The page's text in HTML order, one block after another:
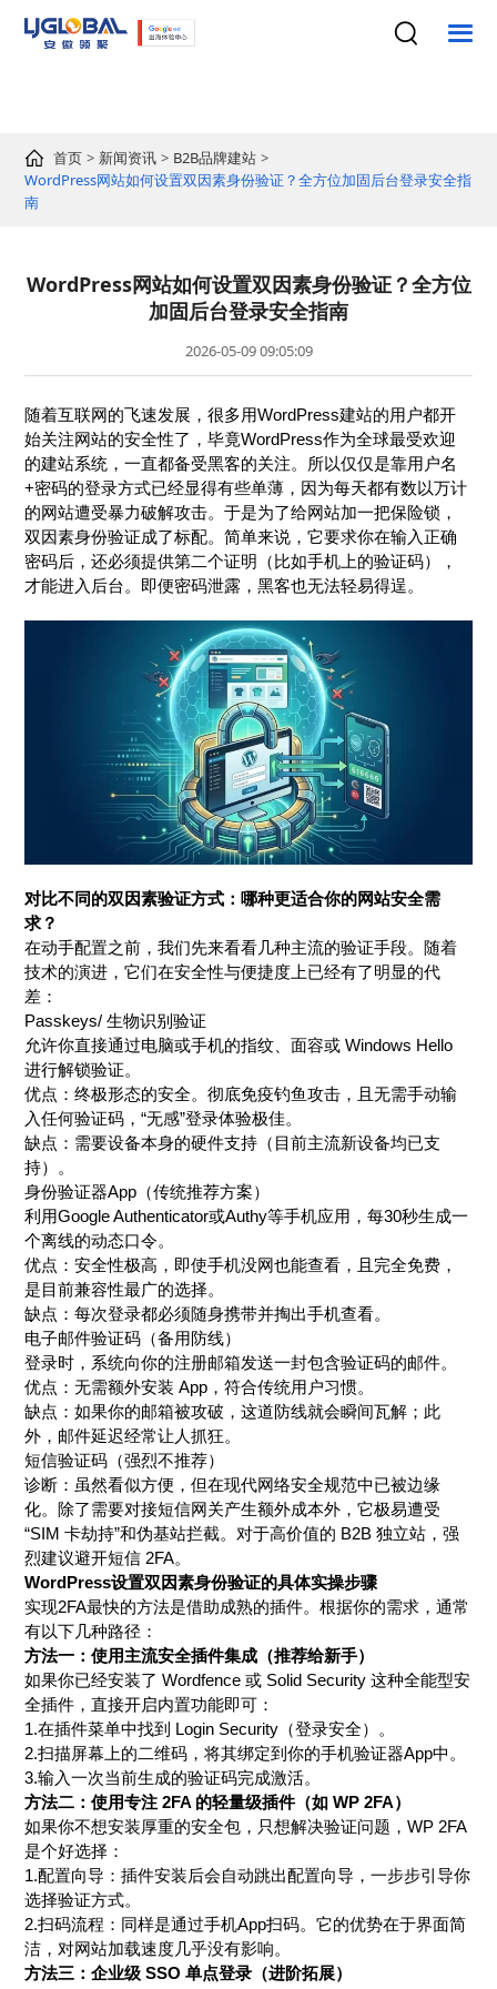
首页 新闻资讯
B2B品牌建站
WordPress网站如何设置双因素身份验证？全方位加固后台登录安全指
南
WordPress网站如何设置双因素身份验证？全方位
加固后台登录安全指南
2026-05-09 09:05:09
随着互联网的飞速发展，很多用WordPress建站的用户都开
始关注网站的安全性了，毕竟WordPress作为全球最受欢迎
的建站系统，一直都备受黑客的关注。所以仅仅是靠用户名
+密码的登录方式已经显得有些单薄，因为每天都有数以万计
的网站遭受暴力破解攻击。于是为了给网站加一把保险锁，
双因素身份验证成了标配。简单来说，它要求你在输入正确
密码后，还必须提供第二个证明（比如手机上的验证码），
才能进入后台。即便密码泄露，黑客也无法轻易得逞。
对比不同的双因素验证方式：哪种更适合你的网站安全需
求？
在动手配置之前，我们先来看看几种主流的验证手段。随着
技术的演进，它们在安全性与便捷度上已经有了明显的代
差：
Passkeys/ 生物识别验证
允许你直接通过电脑或手机的指纹、面容或 Windows Hello
进行解锁验证。
优点：终极形态的安全。彻底免疫钓鱼攻击，且无需手动输
入任何验证码，“无感”登录体验极佳。
缺点：需要设备本身的硬件支持（目前主流新设备均已支
持）。
身份验证器App（传统推荐方案）
利用Google Authenticator或Authy等手机应用，每30秒生成一
个离线的动态口令。
优点：安全性极高，即使手机没网也能查看，且完全免费，
是目前兼容性最广的选择。
缺点：每次登录都必须随身携带并掏出手机查看。
电子邮件验证码（备用防线）
登录时，系统向你的注册邮箱发送一封包含验证码的邮件。
优点：无需额外安装 App，符合传统用户习惯。
缺点：如果你的邮箱被攻破，这道防线就会瞬间瓦解；此
外，邮件延迟经常让人抓狂。
短信验证码（强烈不推荐）
诊断：虽然看似方便，但在现代网络安全规范中已被边缘
化。除了需要对接短信网关产生额外成本外，它极易遭受
“SIM 卡劫持”和伪基站拦截。对于高价值的 B2B 独立站，强
烈建议避开短信 2FA。
WordPress设置双因素身份验证的具体实操步骤
实现2FA最快的方法是借助成熟的插件。根据你的需求，通常
有以下几种路径：
方法一：使用主流安全插件集成（推荐给新手）
如果你已经安装了 Wordfence 或 Solid Security 这种全能型安
全插件，直接开启内置功能即可：
1.在插件菜单中找到 Login Security（登录安全）。
2.扫描屏幕上的二维码，将其绑定到你的手机验证器App中。
3.输入一次当前生成的验证码完成激活。
方法二：使用专注 2FA 的轻量级插件（如 WP 2FA）
如果你不想安装厚重的安全包，只想解决验证问题，WP 2FA
是个好选择：
1.配置向导：插件安装后会自动跳出配置向导，一步步引导你
选择验证方式。
2.扫码流程：同样是通过手机App扫码。它的优势在于界面简
洁，对网站加载速度几乎没有影响。
方法三：企业级 SSO 单点登录（进阶拓展）